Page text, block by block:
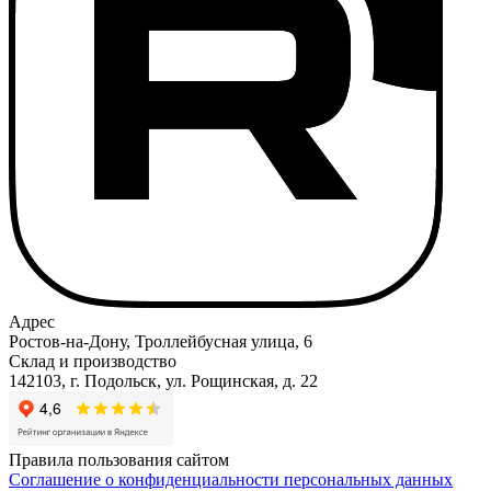
Адрес
Ростов-на-Дону, Троллейбусная улица, 6
Склад и производство
142103, г. Подольск, ул. Рощинская, д. 22
Правила пользования сайтом
Соглашение о конфиденциальности персональных данных